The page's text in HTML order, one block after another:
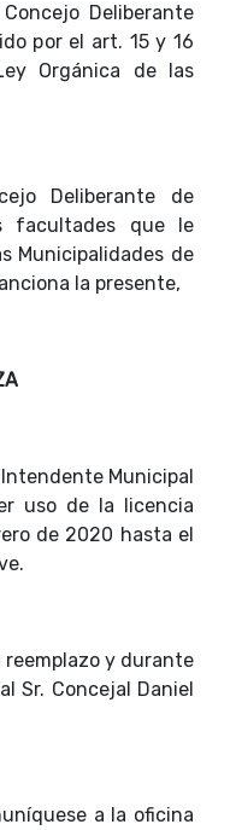
Deliberante
por el art. 15 y 16
Orgánica de las
Deliberante de
facultades que le
Municipalidades de
la presente,
Municipal
uso de la licencia
de 2020 hasta el
reemplazo y durante
Sr. Concejal Daniel
a la oficina